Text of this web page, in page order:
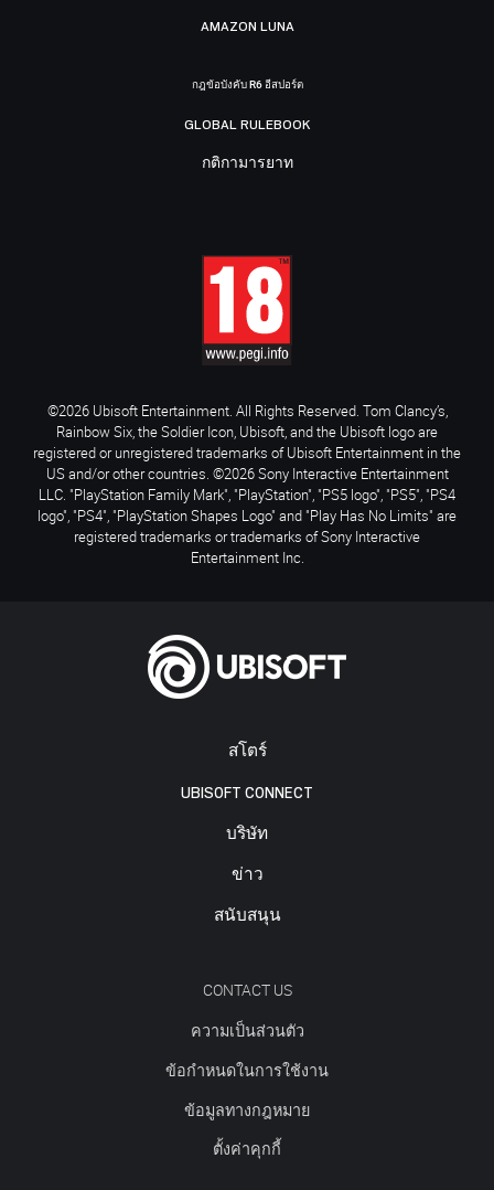
สโตร์
UBISOFT CONNECT
บริษัท
ข่าว
สนับสนุน
CONTACT US
ความเป็นส่วนตัว
ข้อกำหนดในการใช้งาน
ข้อมูลทางกฎหมาย
ตั้งค่าคุกกี้
AMAZON LUNA
กฎข้อบังคับ R6 อีสปอร์ต
GLOBAL RULEBOOK
กติกามารยาท
©2026 Ubisoft Entertainment. All Rights Reserved. Tom Clancy’s,
Rainbow Six, the Soldier Icon, Ubisoft, and the Ubisoft logo are
registered or unregistered trademarks of Ubisoft Entertainment in the
US and/or other countries. ©2026 Sony Interactive Entertainment
LLC. "PlayStation Family Mark", "PlayStation", "PS5 logo", "PS5", "PS4
logo", "PS4", "PlayStation Shapes Logo" and "Play Has No Limits" are
registered trademarks or trademarks of Sony Interactive
Entertainment Inc.